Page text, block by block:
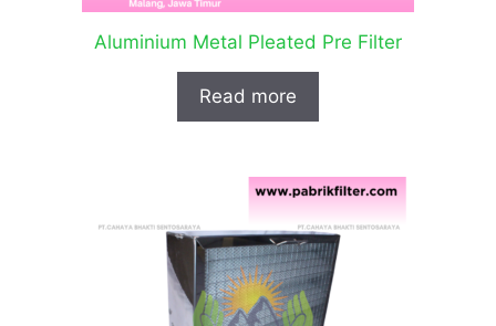
Aluminium Metal Pleated Pre Filter
Read more